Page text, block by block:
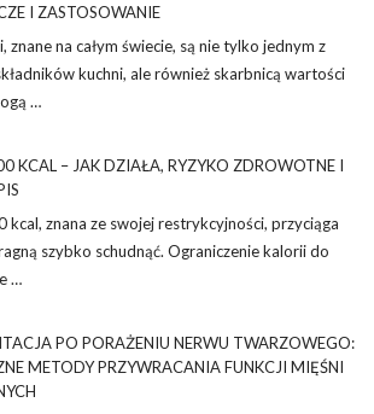
I ZASTOSOWANIE
znane na całym świecie, są nie tylko jednym z
kuchni, ale również skarbnicą wartości
…
KCAL – JAK DZIAŁA, RYZYKO ZDROWOTNE I
kcal, znana ze swojej restrykcyjności, przyciąga
szybko schudnąć. Ograniczenie kalorii do
…
PO PORAŻENIU NERWU TWARZOWEGO:
METODY PRZYWRACANIA FUNKCJI MIĘŚNI